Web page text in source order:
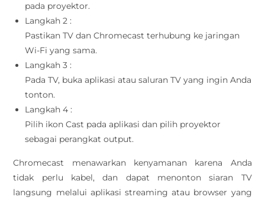
pada proyektor.
Langkah 2 :
Pastikan TV dan Chromecast terhubung ke jaringan
Wi-Fi yang sama.
Langkah 3 :
Pada TV, buka aplikasi atau saluran TV yang ingin Anda
tonton.
Langkah 4 :
Pilih ikon Cast pada aplikasi dan pilih proyektor
sebagai perangkat output.
Chromecast menawarkan kenyamanan karena Anda
tidak perlu kabel, dan dapat menonton siaran TV
langsung melalui aplikasi streaming atau browser yang